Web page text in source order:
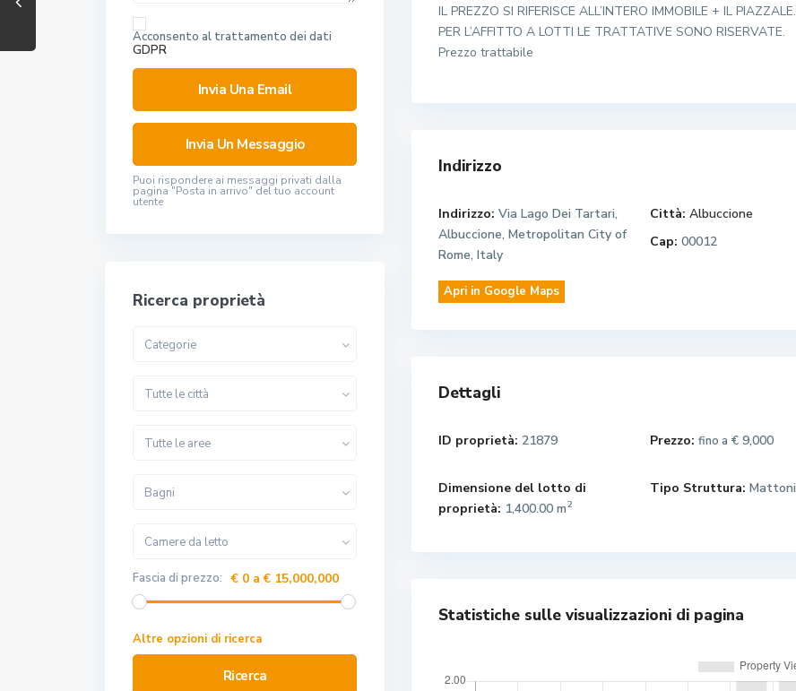
IL PREZZO SI RIFERISCE ALL’INTERO IMMOBILE + IL PIAZZALE.
PER L’AFFITTO A LOTTI LE TRATTATIVE SONO RISERVATE.
Prezzo trattabile
Indirizzo
Indirizzo: Via Lago Dei Tartari,
Albuccione, Metropolitan City of
Rome, Italy
Città: Albuccione
Cap: 00012
Apri in Google Maps
Dettagli
ID proprietà: 21879 Prezzo: fino a € 9,000
Dimensione del lotto di
proprietà: 1,400.00 m2
Tipo Struttura: Mattoni
Statistiche sulle visualizzazioni di pagina
Acconsento al trattamento dei dati
GDPR
Puoi rispondere ai messaggi privati ​​dalla
pagina "Posta in arrivo" del tuo account
utente
Ricerca proprietà
Categorie
Tutte le città
Tutte le aree
Bagni
Camere da letto
Fascia di prezzo: € 0 a € 15,000,000
Altre opzioni di ricerca
Ricerca